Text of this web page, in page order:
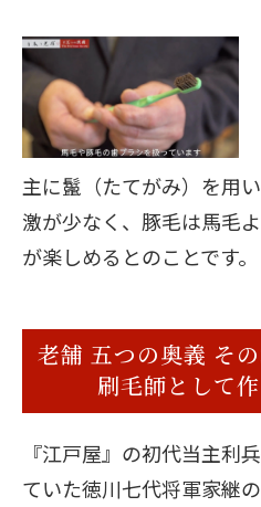
主に鬣（たてがみ）を用
激が少なく、豚毛は馬毛
が楽しめるとのことです。
老舗 五つの奥義 そ
刷毛師として
『江戸屋』の初代当主利
ていた徳川七代将軍家継